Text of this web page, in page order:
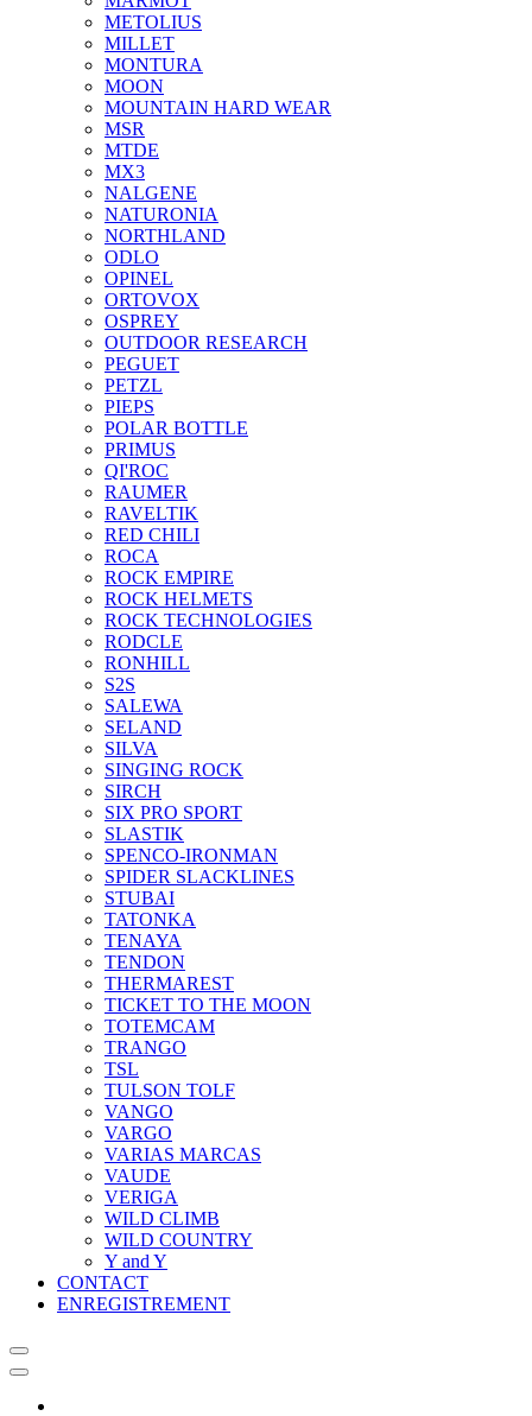
METOLIUS
MILLET
MONTURA
MOON
MOUNTAIN HARD WEAR
MSR
MTDE
MX3
NALGENE
NATURONIA
NORTHLAND
ODLO
OPINEL
ORTOVOX
OSPREY
OUTDOOR RESEARCH
PEGUET
PETZL
PIEPS
POLAR BOTTLE
PRIMUS
QI'ROC
RAUMER
RAVELTIK
RED CHILI
ROCA
ROCK EMPIRE
ROCK HELMETS
ROCK TECHNOLOGIES
RODCLE
RONHILL
S2S
SALEWA
SELAND
SILVA
SINGING ROCK
SIRCH
SIX PRO SPORT
SLASTIK
SPENCO-IRONMAN
SPIDER SLACKLINES
STUBAI
TATONKA
TENAYA
TENDON
THERMAREST
TICKET TO THE MOON
TOTEMCAM
TRANGO
TSL
TULSON TOLF
VANGO
VARGO
VARIAS MARCAS
VAUDE
VERIGA
WILD CLIMB
WILD COUNTRY
Y and Y
CONTACT
ENREGISTREMENT